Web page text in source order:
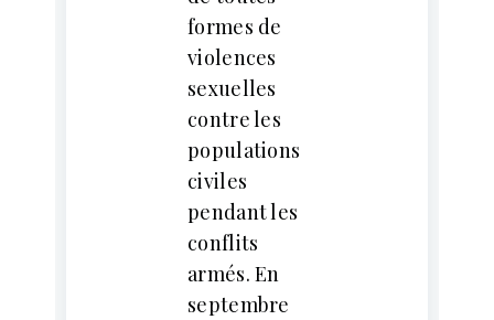
formes de
violences
sexuelles
contre les
populations
civiles
pendant les
conflits
armés. En
septembre